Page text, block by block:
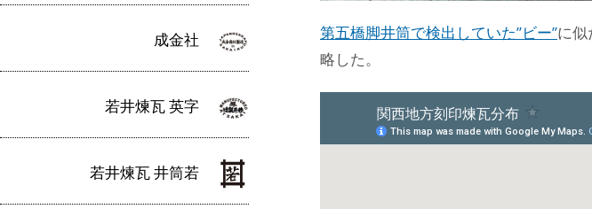
成金社
若井煉瓦 英字
若井煉瓦 井筒若
第五橋脚井筒で検出していた”ビー”に
略した。